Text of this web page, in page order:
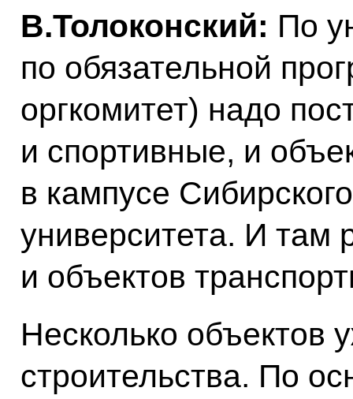
В.Толоконский: По
по обязательной
оргкомитет) надо
и спортивные, и
в кампусе
университета. И там
и объектов
Несколько объектов
строительства. По